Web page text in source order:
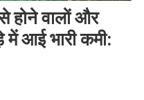
होने वालों और
आई भारी कमी: